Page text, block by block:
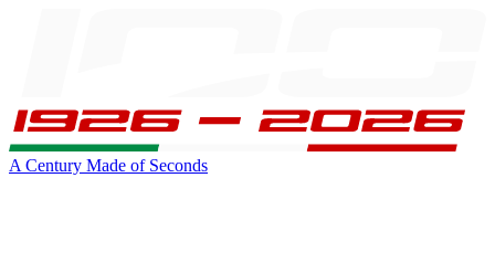
A Century Made of Seconds